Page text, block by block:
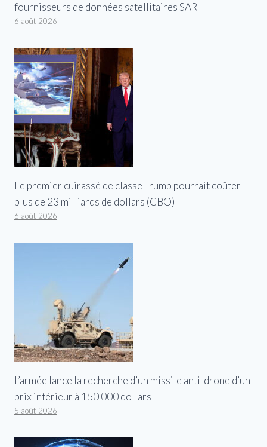
fournisseurs de données satellitaires SAR
6 août 2026
Le premier cuirassé de classe Trump pourrait coûter
plus de 23 milliards de dollars (CBO)
6 août 2026
L’armée lance la recherche d’un missile anti-drone d’un
prix inférieur à 150 000 dollars
5 août 2026